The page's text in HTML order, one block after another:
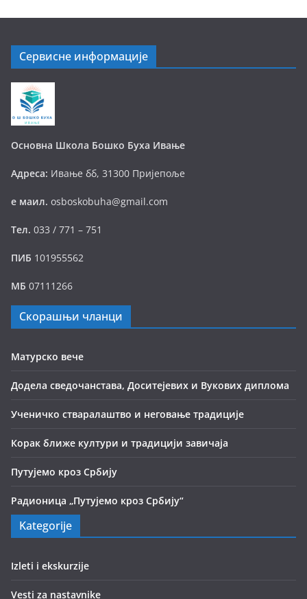
Сервисне информације
Основна Школа Бошко Буха Ивање
Адреса: Ивање бб, 31300 Пријепоље
е маил. osboskobuha@gmail.com
Тел. 033 / 771 – 751
ПИБ 101955562
МБ 07111266
Скорашњи чланци
Матурско вече
Додела сведочанстава, Доситејевих и Вукових диплома
Ученичко стваралаштво и неговање традиције
Корак ближе култури и традицији завичаја
Путујемо кроз Србију
Радионица „Путујемо кроз Србију“
Kategorije
Izleti i ekskurzije
Vesti za nastavnike